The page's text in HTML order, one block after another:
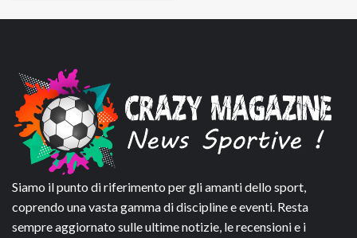
Siamo il punto di riferimento per gli amanti dello sport,
coprendo una vasta gamma di discipline e eventi. Resta
sempre aggiornato sulle ultime notizie, le recensioni e i